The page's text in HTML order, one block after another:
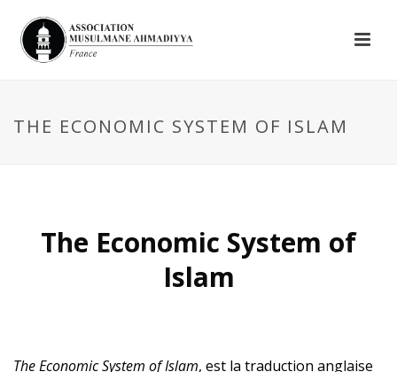
THE ECONOMIC SYSTEM OF ISLAM
The Economic System of
Islam
The Economic System of Islam, est la traduction anglaise